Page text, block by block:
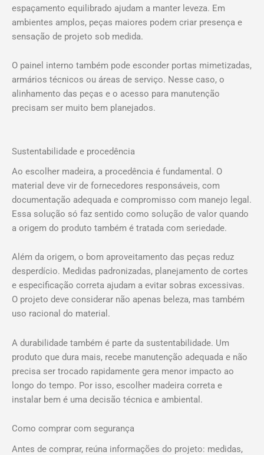
espaçamento equilibrado ajudam a manter leveza. Em
ambientes amplos, peças maiores podem criar presença e
sensação de projeto sob medida.
O painel interno também pode esconder portas mimetizadas,
armários técnicos ou áreas de serviço. Nesse caso, o
alinhamento das peças e o acesso para manutenção
precisam ser muito bem planejados.
Sustentabilidade e procedência
Ao escolher madeira, a procedência é fundamental. O
material deve vir de fornecedores responsáveis, com
documentação adequada e compromisso com manejo legal.
Essa solução só faz sentido como solução de valor quando
a origem do produto também é tratada com seriedade.
Além da origem, o bom aproveitamento das peças reduz
desperdício. Medidas padronizadas, planejamento de cortes
e especificação correta ajudam a evitar sobras excessivas.
O projeto deve considerar não apenas beleza, mas também
uso racional do material.
A durabilidade também é parte da sustentabilidade. Um
produto que dura mais, recebe manutenção adequada e não
precisa ser trocado rapidamente gera menor impacto ao
longo do tempo. Por isso, escolher madeira correta e
instalar bem é uma decisão técnica e ambiental.
Como comprar com segurança
Antes de comprar, reúna informações do projeto: medidas,